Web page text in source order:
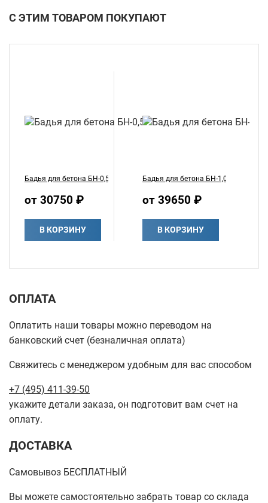
С ЭТИМ ТОВАРОМ ПОКУПАЮТ
Бадья для бетона БН-0,5
от 30750 ₽
В КОРЗИНУ
Бадья для бетона БН-1,0
от 39650 ₽
В КОРЗИНУ
ОПЛАТА
Оплатить наши товары можно переводом на
банковский счет (безналичная оплата)
Свяжитесь с менеджером удобным для вас способом
+7 (495) 411-39-50
укажите детали заказа, он подготовит вам счет на
оплату.
ДОСТАВКА
Самовывоз БЕСПЛАТНЫЙ
Вы можете самостоятельно забрать товар со склада